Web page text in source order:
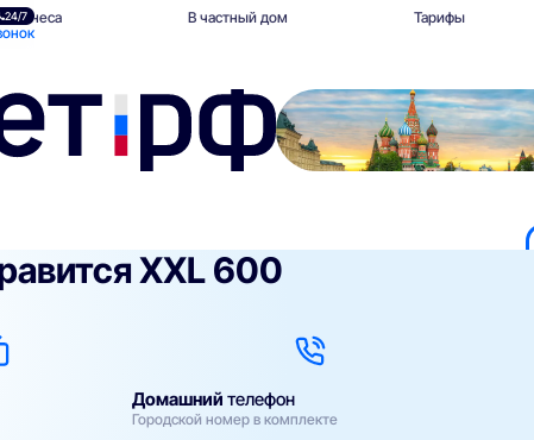
24/7
бизнеса В частный дом Тарифы
XXL 600
Домашний телефон
Городской номер в комплекте